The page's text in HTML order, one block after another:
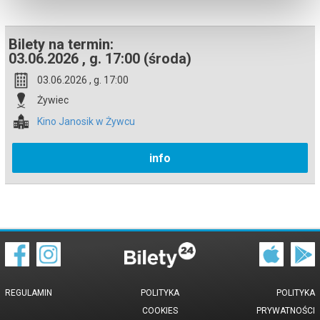
Bilety na termin:
03.06.2026 , g. 17:00 (środa)
03.06.2026 , g. 17:00
Żywiec
Kino Janosik w Żywcu
info
REGULAMIN
POLITYKA
PRYWATNOŚCI
POLITYKA
COOKIES